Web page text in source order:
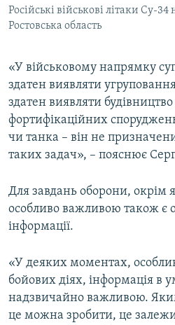
Російські військові літаки Су-34
Ростовська область
«У військовому напрямку
здатен виявляти
здатен виявляти
фортифікаційних
чи танка – він не
таких задач», – пояснює
Для завдань оборони, окрім
особливо важливою також є
інформації.
«У деяких моментах,
бойових діях, інформація в
надзвичайно важливою.
це можна зробити, це